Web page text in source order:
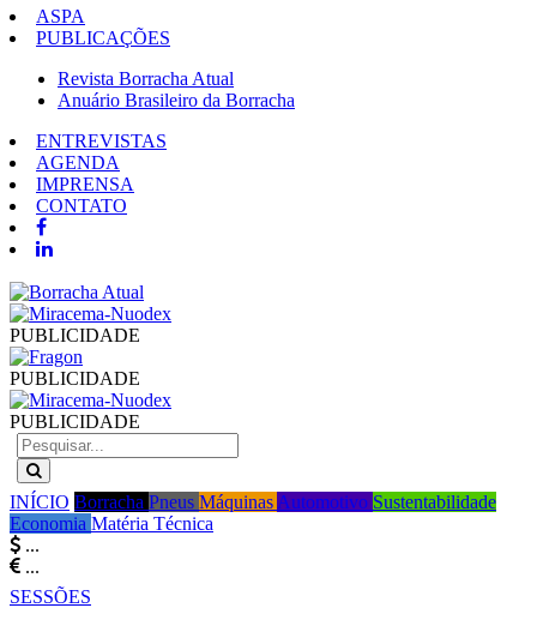
ASPA
PUBLICAÇÕES
Revista Borracha Atual
Anuário Brasileiro da Borracha
ENTREVISTAS
AGENDA
IMPRENSA
CONTATO
PUBLICIDADE
PUBLICIDADE
PUBLICIDADE
INÍCIO Borracha Pneus Máquinas Automotivo Sustentabilidade
Economia Matéria Técnica
...
...
SESSÕES